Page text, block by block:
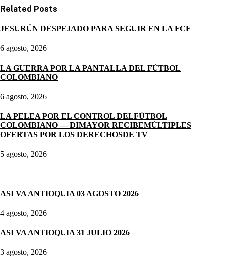
Related Posts
JESURÚN DESPEJADO PARA SEGUIR EN LA FCF
6 agosto, 2026
LA GUERRA POR LA PANTALLA DEL FÚTBOL
COLOMBIANO
6 agosto, 2026
LA PELEA POR EL CONTROL DELFÚTBOL
COLOMBIANO — DIMAYOR RECIBEMÚLTIPLES
OFERTAS POR LOS DERECHOSDE TV
5 agosto, 2026
ASI VA ANTIOQUIA 03 AGOSTO 2026
4 agosto, 2026
ASI VA ANTIOQUIA 31 JULIO 2026
3 agosto, 2026